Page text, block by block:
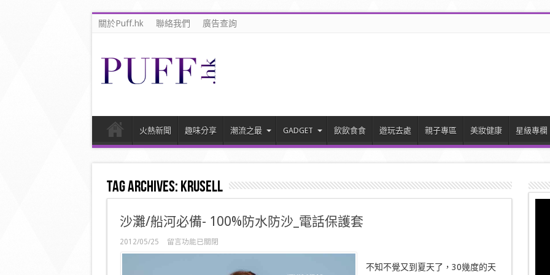
關於Puff.hk 聯絡我們 廣告查詢
火熱新聞 趣味分享 潮流之最 GADGET 飲飲食食 遊玩去處 親子專區 美妝健康 星級專欄
Tag Archives:Krusell
沙灘/船河必備- 100%防水防沙_電話保護套
2012/05/25
在
〈沙
留言功能已關閉
不知不覺又到夏天了，30幾度的天